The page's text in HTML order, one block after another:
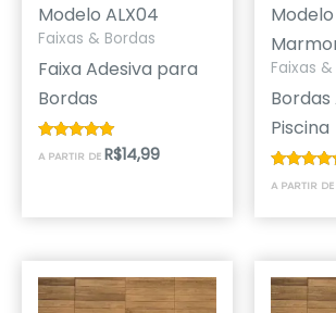
Modelo ALX04
Faixas & Bordas
Faixa Adesiva para
Bordas
Avaliação
A PARTIR DE R$14,99
Faixas
Piscina
Avaliação
A PARTIR DE